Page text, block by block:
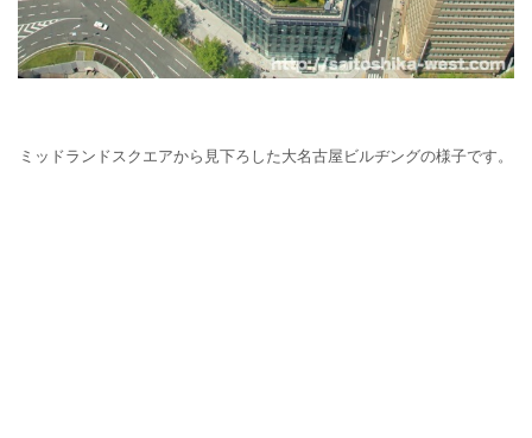
ミッドランドスクエアから見下ろした大名古屋ビルヂングの様子です。